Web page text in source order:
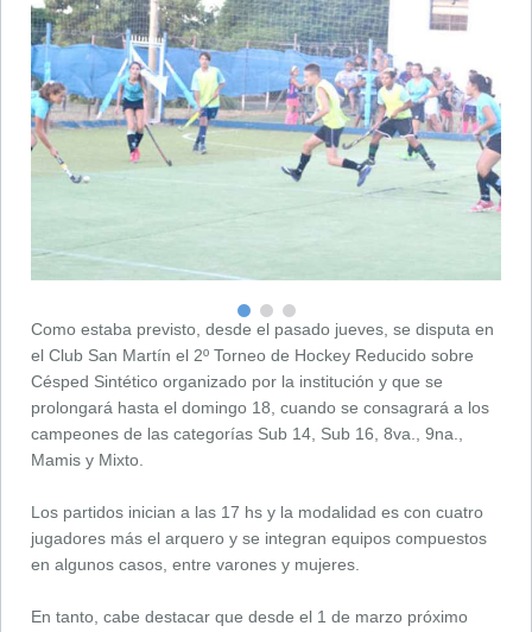
Como estaba previsto, desde el pasado jueves, se disputa en
el Club San Martín el 2º Torneo de Hockey Reducido sobre
Césped Sintético organizado por la institución y que se
prolongará hasta el domingo 18, cuando se consagrará a los
campeones de las categorías Sub 14, Sub 16, 8va., 9na.,
Mamis y Mixto.
Los partidos inician a las 17 hs y la modalidad es con cuatro
jugadores más el arquero y se integran equipos compuestos
en algunos casos, entre varones y mujeres.
En tanto, cabe destacar que desde el 1 de marzo próximo